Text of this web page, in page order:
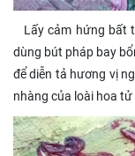
Lấy cảm hứng bất
dùng bút pháp bay
để diễn tả hương vị
nhàng của loài hoa